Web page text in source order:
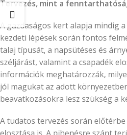
Tervezés, mint a
A gazdaságos kert alapja mindig
kezdeti lépések során fontos
talaj típusát, a napsütéses és
széljárást, valamint a csapadék
információk meghatározzák,
jól magukat az adott
beavatkozásokra lesz szükség a
A tudatos tervezés során